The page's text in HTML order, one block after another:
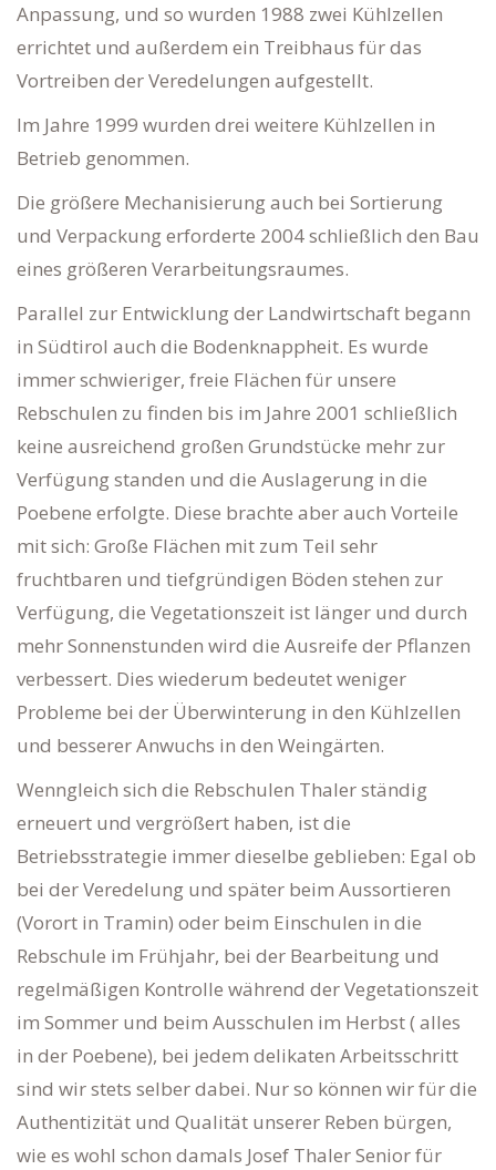
Anpassung, und so wurden 1988 zwei Kühlzellen
errichtet und außerdem ein Treibhaus für das
Vortreiben der Veredelungen aufgestellt.
Im Jahre 1999 wurden drei weitere Kühlzellen in
Betrieb genommen.
Die größere Mechanisierung auch bei Sortierung
und Verpackung erforderte 2004 schließlich den Bau
eines größeren Verarbeitungsraumes.
Parallel zur Entwicklung der Landwirtschaft begann
in Südtirol auch die Bodenknappheit. Es wurde
immer schwieriger, freie Flächen für unsere
Rebschulen zu finden bis im Jahre 2001 schließlich
keine ausreichend großen Grundstücke mehr zur
Verfügung standen und die Auslagerung in die
Poebene erfolgte. Diese brachte aber auch Vorteile
mit sich: Große Flächen mit zum Teil sehr
fruchtbaren und tiefgründigen Böden stehen zur
Verfügung, die Vegetationszeit ist länger und durch
mehr Sonnenstunden wird die Ausreife der Pflanzen
verbessert. Dies wiederum bedeutet weniger
Probleme bei der Überwinterung in den Kühlzellen
und besserer Anwuchs in den Weingärten.
Wenngleich sich die Rebschulen Thaler ständig
erneuert und vergrößert haben, ist die
Betriebsstrategie immer dieselbe geblieben: Egal ob
bei der Veredelung und später beim Aussortieren
(Vorort in Tramin) oder beim Einschulen in die
Rebschule im Frühjahr, bei der Bearbeitung und
regelmäßigen Kontrolle während der Vegetationszeit
im Sommer und beim Ausschulen im Herbst ( alles
in der Poebene), bei jedem delikaten Arbeitsschritt
sind wir stets selber dabei. Nur so können wir für die
Authentizität und Qualität unserer Reben bürgen,
wie es wohl schon damals Josef Thaler Senior für